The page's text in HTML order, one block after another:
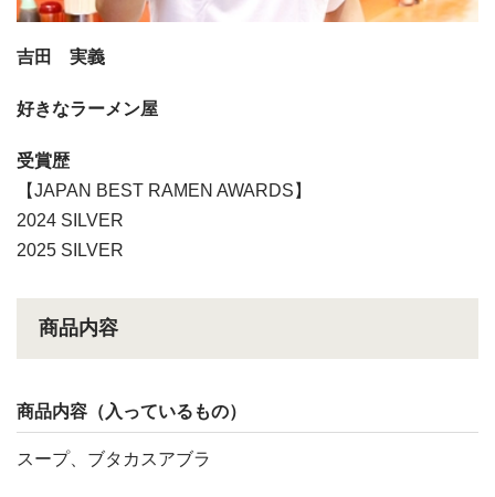
吉田 実義
好きなラーメン屋
受賞歴
【JAPAN BEST RAMEN AWARDS】
2024 SILVER
2025 SILVER
商品内容
商品内容（入っているもの）
スープ、ブタカスアブラ